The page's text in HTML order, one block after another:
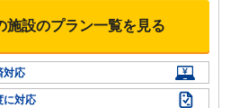
施設のプラン一覧を見る
対応
に対応